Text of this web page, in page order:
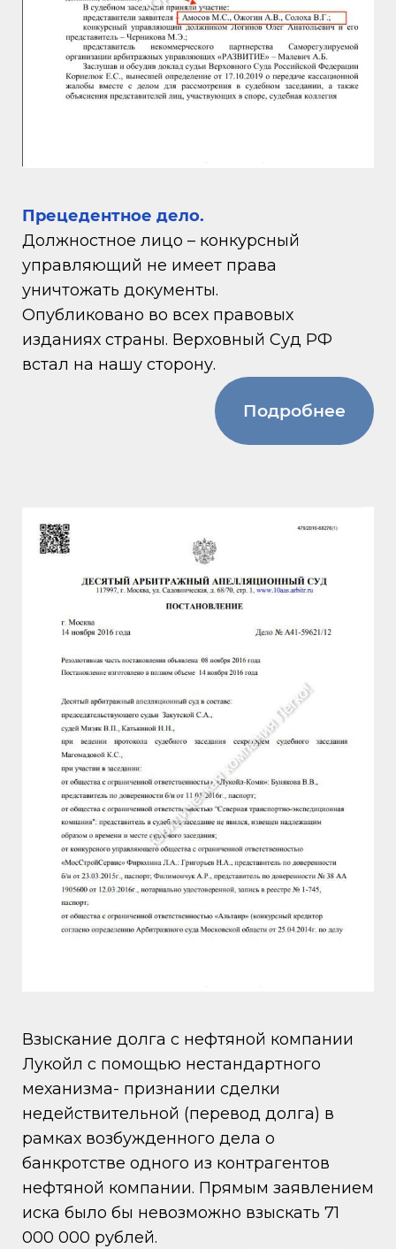
Прецедентное дело.
Должностное лицо – конкурсный
управляющий не имеет права
уничтожать документы.
Опубликовано во всех правовых
изданиях страны. Верховный Суд РФ
встал на нашу сторону.
Подробнее
Взыскание долга с нефтяной компании
Лукойл с помощью нестандартного
механизма- признании сделки
недействительной (перевод долга) в
рамках возбужденного дела о
банкротстве одного из контрагентов
нефтяной компании. Прямым заявлением
иска было бы невозможно взыскать 71
000 000 рублей.